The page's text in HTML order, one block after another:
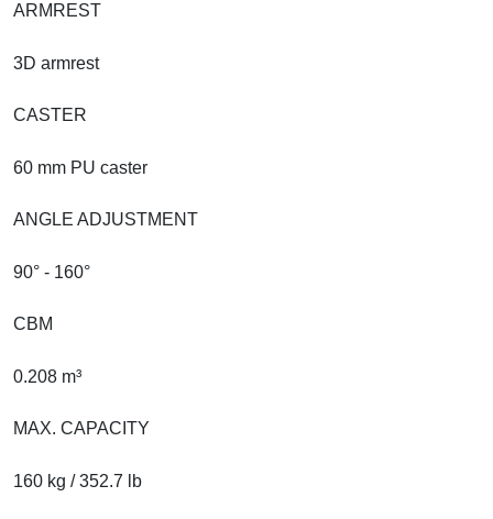
ARMREST
3D armrest
CASTER
60 mm PU caster
ANGLE ADJUSTMENT
90° - 160°
CBM
0.208 m³
MAX. CAPACITY
160 kg / 352.7 lb